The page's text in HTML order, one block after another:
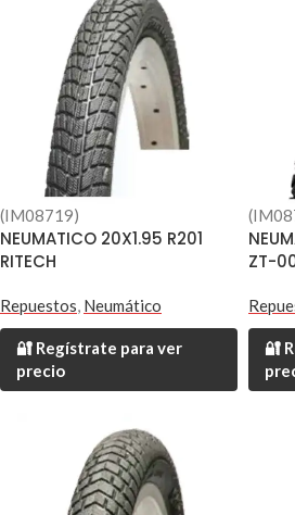
(IM08719)
NEUMATICO 20X1.95 R201
RITECH
Repuestos, Neumático
🔐 Regístrate para ver
precio
ZT-
🔐